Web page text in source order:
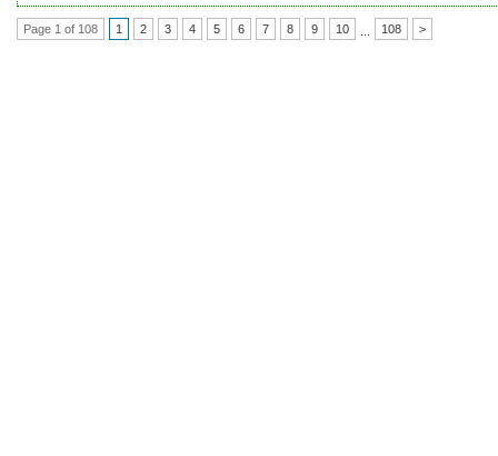
Page 1 of 108 1 2 3 4 5 6 7 8 9 10 108 >